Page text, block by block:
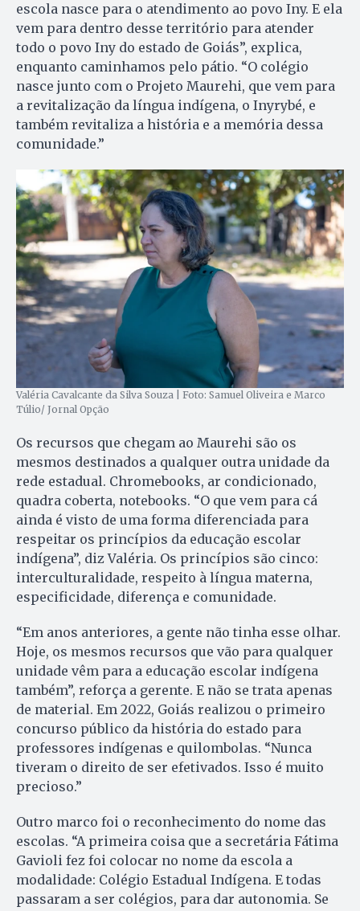
escola nasce para o atendimento ao povo Iny. E ela
vem para dentro desse território para atender
todo o povo Iny do estado de Goiás”, explica,
enquanto caminhamos pelo pátio. “O colégio
nasce junto com o Projeto Maurehi, que vem para
a revitalização da língua indígena, o Inyrybé, e
também revitaliza a história e a memória dessa
comunidade.”
Valéria Cavalcante da Silva Souza | Foto: Samuel Oliveira e Marco
Túlio/ Jornal Opção
Os recursos que chegam ao Maurehi são os
mesmos destinados a qualquer outra unidade da
rede estadual. Chromebooks, ar condicionado,
quadra coberta, notebooks. “O que vem para cá
ainda é visto de uma forma diferenciada para
respeitar os princípios da educação escolar
indígena”, diz Valéria. Os princípios são cinco:
interculturalidade, respeito à língua materna,
especificidade, diferença e comunidade.
“Em anos anteriores, a gente não tinha esse olhar.
Hoje, os mesmos recursos que vão para qualquer
unidade vêm para a educação escolar indígena
também”, reforça a gerente. E não se trata apenas
de material. Em 2022, Goiás realizou o primeiro
concurso público da história do estado para
professores indígenas e quilombolas. “Nunca
tiveram o direito de ser efetivados. Isso é muito
precioso.”
Outro marco foi o reconhecimento do nome das
escolas. “A primeira coisa que a secretária Fátima
Gavioli fez foi colocar no nome da escola a
modalidade: Colégio Estadual Indígena. E todas
passaram a ser colégios, para dar autonomia. Se